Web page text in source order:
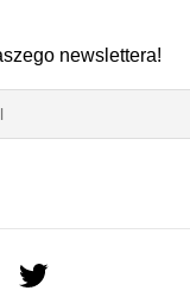
newslettera!